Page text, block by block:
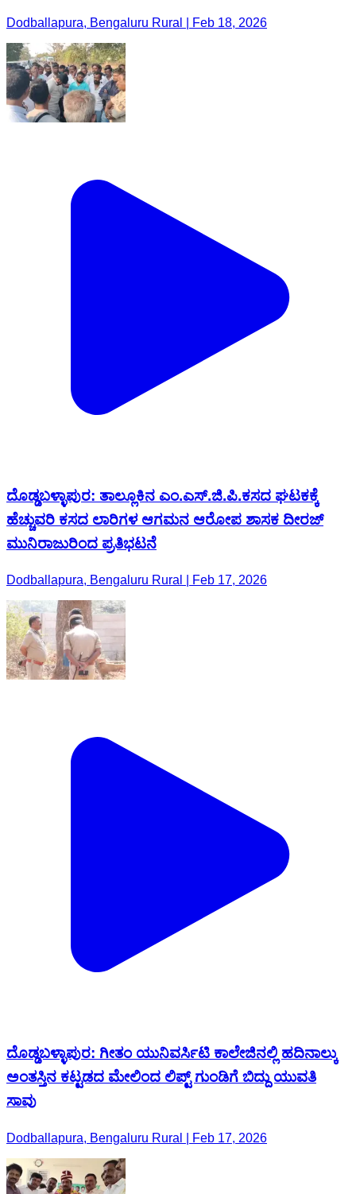
Dodballapura, Bengaluru Rural | Feb 18, 2026
ದೊಡ್ಡಬಳ್ಳಾಪುರ: ತಾಲ್ಲೂಕಿನ ಎಂ.ಎಸ್.ಜಿ.ಪಿ.ಕಸದ ಘಟಕಕ್ಕೆ
ಹೆಚ್ಚುವರಿ ಕಸದ ಲಾರಿಗಳ ಆಗಮನ ಆರೋಪ ಶಾಸಕ ದೀರಜ್
ಮುನಿರಾಜುರಿಂದ ಪ್ರತಿಭಟನೆ
Dodballapura, Bengaluru Rural | Feb 17, 2026
ದೊಡ್ಡಬಳ್ಳಾಪುರ: ಗೀತಂ ಯುನಿವರ್ಸಿಟಿ ಕಾಲೇಜಿನಲ್ಲಿ ಹದಿನಾಲ್ಕು
ಅಂತಸ್ತಿನ ಕಟ್ಟಡದ ಮೇಲಿಂದ ಲಿಪ್ಟ್ ಗುಂಡಿಗೆ ಬಿದ್ದು ಯುವತಿ
ಸಾವು
Dodballapura, Bengaluru Rural | Feb 17, 2026